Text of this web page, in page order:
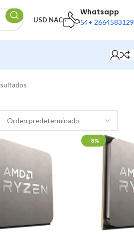
USD NAC
Whatsapp
54+ 2664583129
-8%